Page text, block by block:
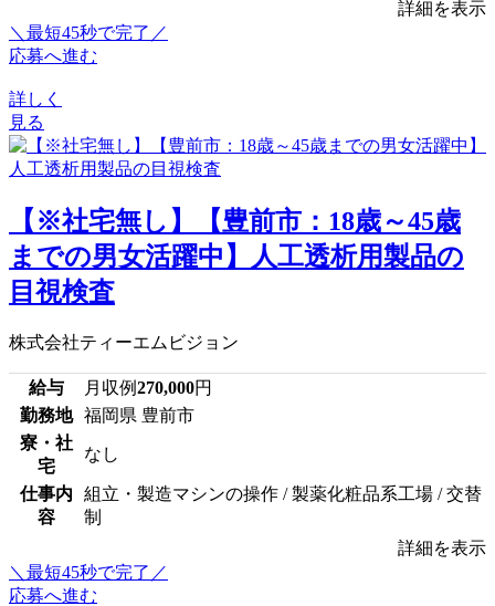
詳細を表示
＼最短45秒で完了／
応募へ進む
詳しく
見る
【※社宅無し】【豊前市：18歳～45歳
までの男女活躍中】人工透析用製品の
目視検査
株式会社ティーエムビジョン
給与 月収例270,000円
勤務地
福岡県 豊前市
寮・社
宅
なし
仕事内
容
組立・製造マシンの操作 / 製薬化粧品系工場 / 交替
制
詳細を表示
＼最短45秒で完了／
応募へ進む